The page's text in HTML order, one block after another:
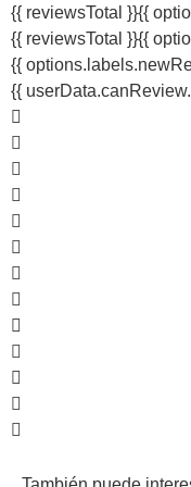
{{ reviewsTotal }}{{
{{ reviewsTotal }}{{
{{
{{